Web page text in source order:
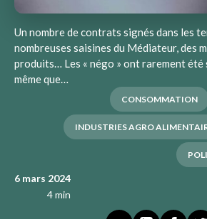
Un nombre de contrats signés dans les
nombreuses saisines du Médiateur, des
produits… Les « négo » ont rarement
même que…
CONSOMMATION
INDUSTRIES AGRO
6 mars 2024
4 min